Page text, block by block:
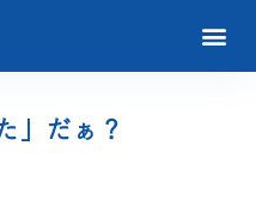
」だぁ？